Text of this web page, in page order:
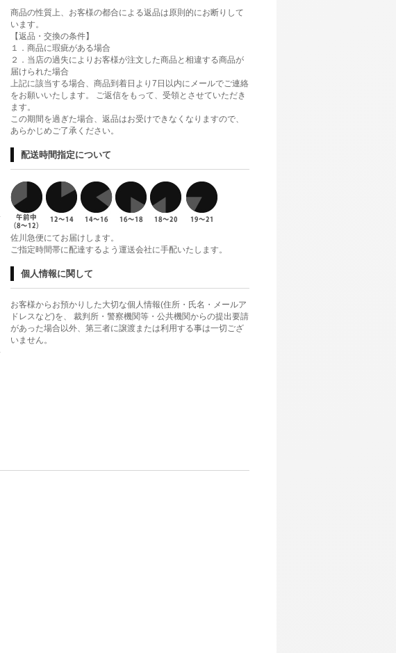
商品の性質上、お客様の都合による返品は原則的にお断りして
います。
【返品・交換の条件】
１．商品に瑕疵がある場合
２．当店の過失によりお客様が注文した商品と相違する商品が
届けられた場合
上記に該当する場合、商品到着日より7日以内にメールでご連絡
をお願いいたします。 ご返信をもって、受領とさせていただき
ます。
この期間を過ぎた場合、返品はお受けできなくなりますので、
あらかじめご了承ください。
配送時間指定について
佐川急便にてお届けします。
ご指定時間帯に配達するよう運送会社に手配いたします。
個人情報に関して
お客様からお預かりした大切な個人情報(住所・氏名・メールア
ドレスなど)を、 裁判所・警察機関等・公共機関からの提出要請
があった場合以外、第三者に譲渡または利用する事は一切ござ
いません。